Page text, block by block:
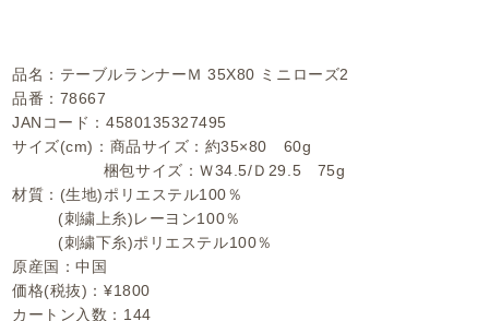
品名：テーブルランナーＭ 35X80 ミニローズ2
品番：78667
JANコード：4580135327495
サイズ(cm)：商品サイズ：約35×80 60g
梱包サイズ：Ｗ34.5/Ｄ29.5 75g
材質：(生地)ポリエステル100％
(刺繍上糸)レーヨン100％
(刺繍下糸)ポリエステル100％
原産国：中国
価格(税抜)：¥1800
カートン入数：144